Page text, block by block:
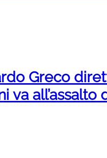
Greco
va all’assalto